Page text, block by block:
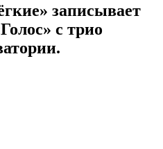
записывает
с трио